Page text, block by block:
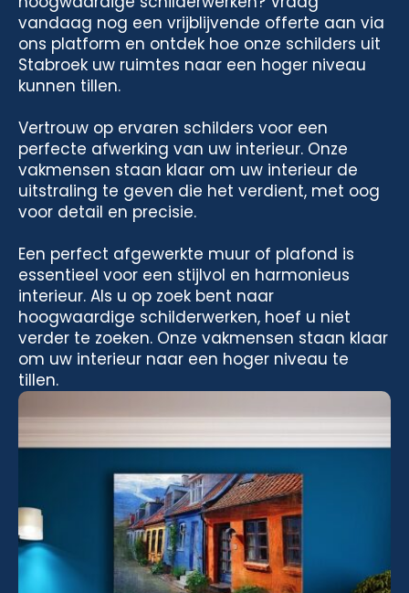
vandaag nog een vrijblijvende offerte aan via
ons platform en ontdek hoe onze schilders uit
Stabroek uw ruimtes naar een hoger niveau
kunnen tillen.
Vertrouw op ervaren schilders voor een
perfecte afwerking van uw interieur. Onze
vakmensen staan klaar om uw interieur de
uitstraling te geven die het verdient, met oog
voor detail en precisie.
Een perfect afgewerkte muur of plafond is
essentieel voor een stijlvol en harmonieus
interieur. Als u op zoek bent naar
hoogwaardige schilderwerken, hoef u niet
verder te zoeken. Onze vakmensen staan klaar
om uw interieur naar een hoger niveau te
tillen.